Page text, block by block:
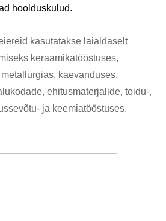
hoolduskulud.
kasutatakse laialdaselt
keraamikatööstuses,
kaevanduses,
ehitusmaterjalide, toidu-,
ja keemiatööstuses.